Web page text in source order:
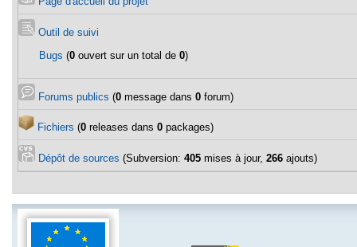
Outil de suivi
Bugs (0ouvert sur un total de 0)
Forums publics (0message dans 0forum)
Fichiers (0releases dans 0packages)
Dépôt de sources (Subversion: 405mises à jour, 266ajouts)